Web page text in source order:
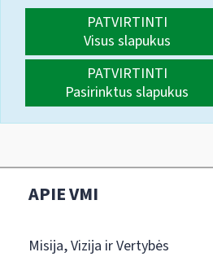
PATVIRTINTI
Visus slapukus
PATVIRTINTI
Pasirinktus slapukus
APIE VMI
Misija, Vizija ir Vertybės